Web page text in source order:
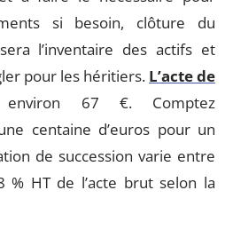
si besoin, clôture du
l’inventaire des actifs et
pour les héritiers. L’acte de
67 €. Comptez
centaine d’euros pour un
de succession varie entre
% HT de l’acte brut selon la